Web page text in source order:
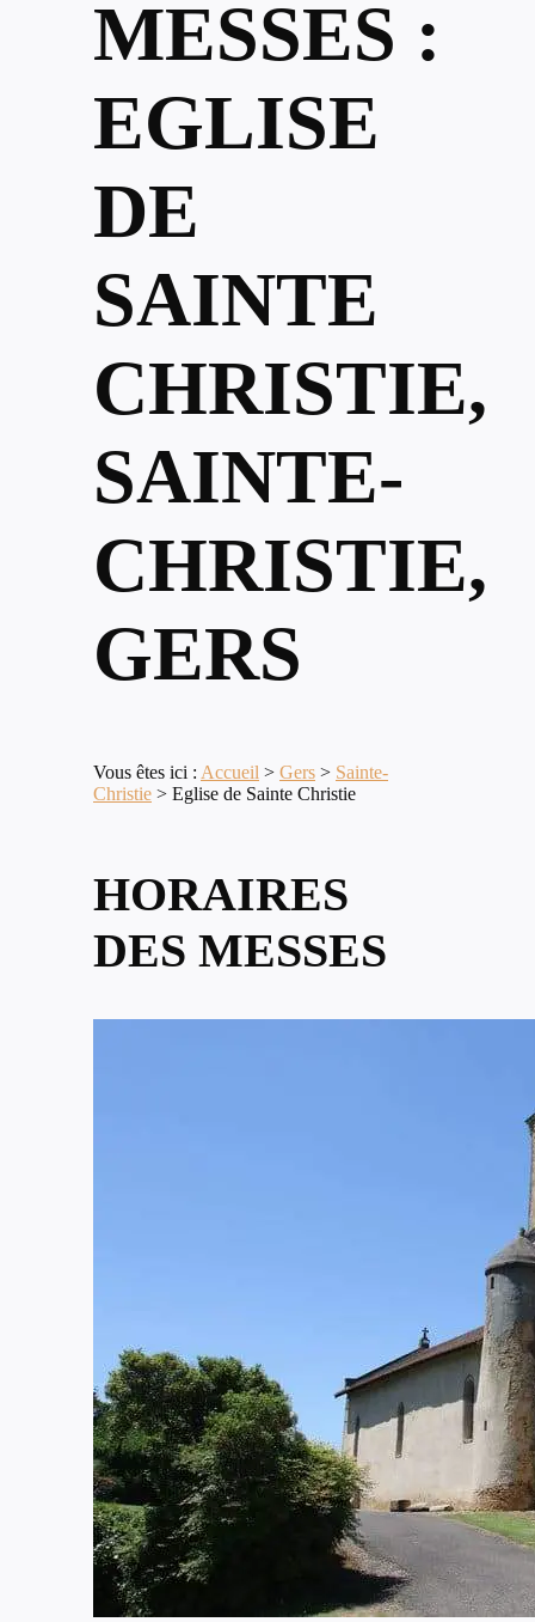
MESSES :
EGLISE
DE
SAINTE
CHRISTIE,
SAINTE-
CHRISTIE,
GERS
Vous êtes ici : Accueil > Gers > Sainte-
Christie > Eglise de Sainte Christie
HORAIRES
DES MESSES